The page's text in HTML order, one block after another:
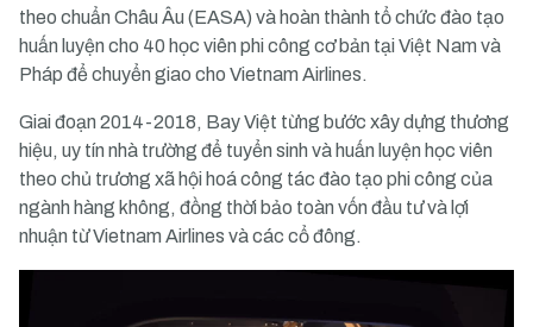
theo chuẩn Châu Âu (EASA) và hoàn thành tổ chức đào tạo
huấn luyện cho 40 học viên phi công cơ bản tại Việt Nam và
Pháp để chuyển giao cho Vietnam Airlines.
Giai đoạn 2014-2018, Bay Việt từng bước xây dựng thương
hiệu, uy tín nhà trường để tuyển sinh và huấn luyện học viên
theo chủ trương xã hội hoá công tác đào tạo phi công của
ngành hàng không, đồng thời bảo toàn vốn đầu tư và lợi
nhuận từ Vietnam Airlines và các cổ đông.